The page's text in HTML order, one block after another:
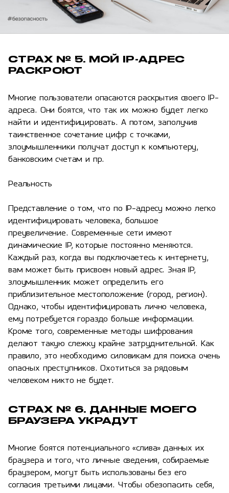
СТРАХ № 5. МОЙ IP-АДРЕС
РАСКРОЮТ
Многие пользователи опасаются раскрытия своего IP-
адреса. Они боятся, что так их можно будет легко
найти и идентифицировать. А потом, заполучив
таинственное сочетание цифр с точками,
злоумышленники получат доступ к компьютеру,
банковским счетам и пр.
Реальность
Представление о том, что по IP-адресу можно легко
идентифицировать человека, большое
преувеличение. Современные сети имеют
динамические IP, которые постоянно меняются.
Каждый раз, когда вы подключаетесь к интернету,
вам может быть присвоен новый адрес. Зная IP,
злоумышленник может определить его
приблизительное местоположение (город, регион).
Однако, чтобы идентифицировать лично человека,
ему потребуется гораздо больше информации.
Кроме того, современные методы шифрования
делают такую слежку крайне затруднительной. Как
правило, это необходимо силовикам для поиска очень
опасных преступников. Охотиться за рядовым
человеком никто не будет.
СТРАХ № 6. ДАННЫЕ МОЕГО
БРАУЗЕРА УКРАДУТ
Многие боятся потенциального «слива» данных их
браузера и того, что личные сведения, собираемые
браузером, могут быть использованы без его
согласия третьими лицами. Чтобы обезопасить себя,